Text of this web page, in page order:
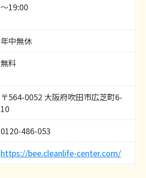
～19:00
年中無休
無料
〒564-0052 大阪府吹田市広芝町6-
10
0120-486-053
https://bee.cleanlife-center.com/